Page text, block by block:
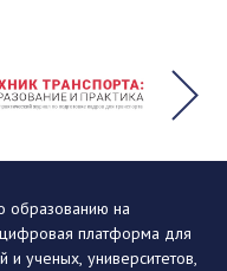
образованию на
платформа для
и ученых, университетов,